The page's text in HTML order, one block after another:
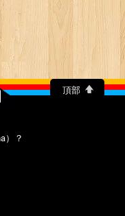
頂部
）？